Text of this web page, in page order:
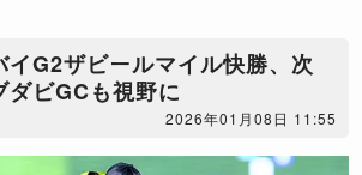
イG2ザビールマイル快勝、次
ダビGCも視野に
2026年01月08日 11:55